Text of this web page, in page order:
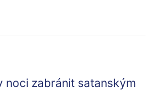
kybernetické bezpečnosti České
kybernetické bezpečnosti České
noci zabránit satanským